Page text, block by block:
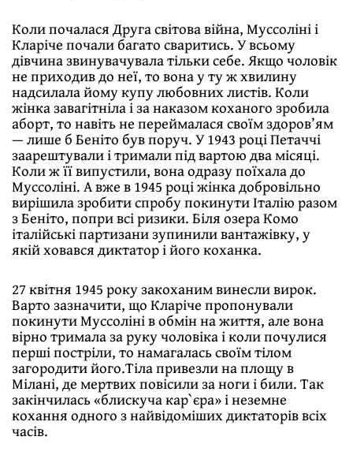
Коли почалася Друга світова війна, Муссоліні і
Кларіче почали багато сваритись. У всьому
дівчина звинувачувала тільки себе. Якщо чоловік
не приходив до неї, то вона у ту ж хвилину
надсилала йому купу любовних листів. Коли
жінка завагітніла і за наказом коханого зробила
аборт, то навіть не переймалася своїм здоров’ям
— лише б Беніто був поруч. У 1943 році Петаччі
заарештували і тримали під вартою два місяці.
Коли ж її випустили, вона одразу поїхала до
Муссоліні. А вже в 1945 році жінка добровільно
вирішила зробити спробу покинути Італію разом
з Беніто, попри всі ризики. Біля озера Комо
італійські партизани зупинили вантажівку, у
якій ховався диктатор і його коханка.
27 квітня 1945 року закоханим винесли вирок.
Варто зазначити, що Кларіче пропонували
покинути Муссоліні в обмін на життя, але вона
вірно тримала за руку чоловіка і коли почулися
перші постріли, то намагалась своїм тілом
загородити його.Тіла привезли на площу в
Мілані, де мертвих повісили за ноги і били. Так
закінчилась «блискуча кар`єра» і неземне
кохання одного з найвідоміших диктаторів всіх
часів.